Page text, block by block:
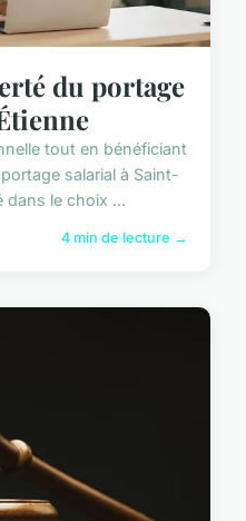
du portage
tout en bénéficiant
salarial à Saint-
dans le choix ...
4 min de lecture →